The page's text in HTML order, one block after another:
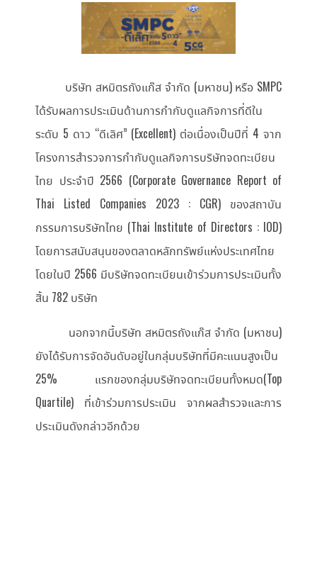
บริษัท สหมิตรถังแก๊ส จำกัด (มหาชน) หรือ SMPC
ได้รับผลการประเมินด้านการกำกับดูแลกิจการที่ดีใน
ระดับ 5 ดาว “ดีเลิศ” (Excellent) ต่อเนื่องเป็นปีที่ 4 จาก
โครงการสำรวจการกำกับดูแลกิจการบริษัทจดทะเบียน
ไทย ประจำปี 2566 (Corporate Governance Report of
Thai Listed Companies 2023 : CGR) ของสถาบัน
กรรมการบริษัทไทย (Thai Institute of Directors : IOD)
โดยการสนับสนุนของตลาดหลักทรัพย์แห่งประเทศไทย
โดยในปี 2566 มีบริษัทจดทะเบียนเข้าร่วมการประเมินทั้ง
สิ้น 782 บริษัท
นอกจากนี้บริษัท สหมิตรถังแก๊ส จำกัด (มหาชน)
ยังได้รับการจัดอันดับอยู่ในกลุ่มบริษัทที่มีคะแนนสูงเป็น
25% แรกของกลุ่มบริษัทจดทะเบียนทั้งหมด(Top
Quartile) ที่เข้าร่วมการประเมิน จากผลสำรวจและการ
ประเมินดังกล่าวอีกด้วย